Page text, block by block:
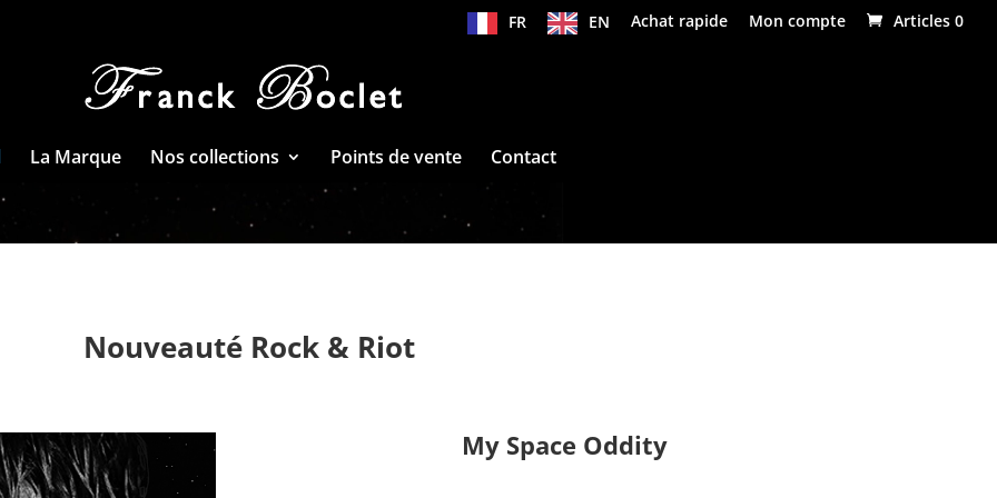
FR EN Achat rapide Mon compte Articles 0
La Marque Nos collections Points de vente Contact
Nouveauté Rock & Riot
My Space Oddity